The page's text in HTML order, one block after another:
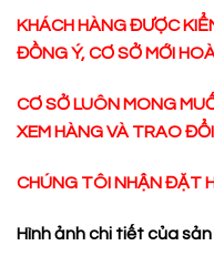
KHÁCH HÀNG ĐƯỢC
ĐỒNG Ý, CƠ SỞ MỚI
CƠ SỞ LUÔN MONG
XEM HÀNG VÀ TRAO
CHÚNG TÔI NHẬN ĐẶT
Hình ảnh chi tiết của